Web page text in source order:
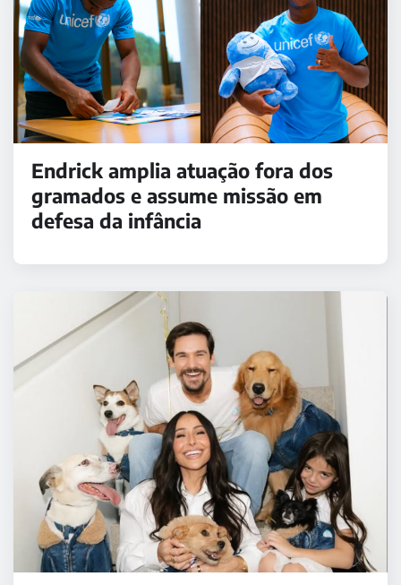
Endrick amplia atuação fora dos
gramados e assume missão em
defesa da infância